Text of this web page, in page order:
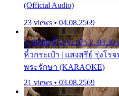
(Official Audio)
23 views • 04.08.2569
1. 00:00 หิ้วกระเป๋า 2. 03:30
หิ้วกระเป๋า | แสงสุรีย์ รุ่งโร
พระรักษา (KARAOKE)
21 views • 03.08.2569